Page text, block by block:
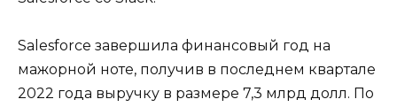
Salesforce завершила финансовый год на
мажорной ноте, получив в последнем квартале
2022 года выручку в размере 7,3 млрд долл. По